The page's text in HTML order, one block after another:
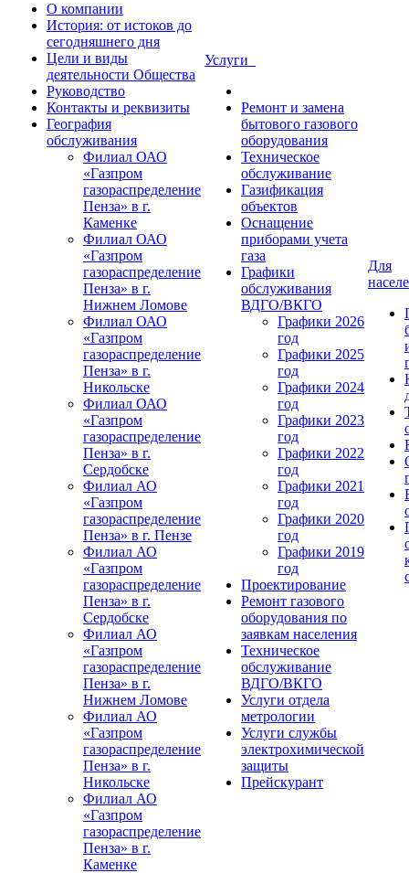
О компании
История: от истоков до
сегодняшнего дня
Цели и виды
деятельности Общества
Руководство
Контакты и реквизиты
География
обслуживания
Филиал ОАО
«Газпром
газораспределение
Пенза» в г.
Каменке
Филиал ОАО
«Газпром
газораспределение
Пенза» в г.
Нижнем Ломове
Филиал ОАО
«Газпром
газораспределение
Пенза» в г.
Никольске
Филиал ОАО
«Газпром
газораспределение
Пенза» в г.
Сердобске
Филиал АО
«Газпром
газораспределение
Пенза» в г. Пензе
Филиал АО
«Газпром
газораспределение
Пенза» в г.
Сердобске
Филиал АО
«Газпром
газораспределение
Пенза» в г.
Нижнем Ломове
Филиал АО
«Газпром
газораспределение
Пенза» в г.
Никольске
Филиал АО
«Газпром
газораспределение
Пенза» в г.
Каменке
Услуги
Ремонт и замена
бытового газового
оборудования
Техническое
обслуживание
Газификация
объектов
Оснащение
приборами учета
газа
Графики
обслуживания
ВДГО/ВКГО
Графики 2026
год
Графики 2025
год
Графики 2024
год
Графики 2023
год
Графики 2022
год
Графики 2021
год
Графики 2020
год
Графики 2019
год
Проектирование
Ремонт газового
оборудования по
заявкам населения
Техническое
обслуживание
ВДГО/ВКГО
Услуги отдела
метрологии
Услуги службы
электрохимической
защиты
Прейскурант
Для